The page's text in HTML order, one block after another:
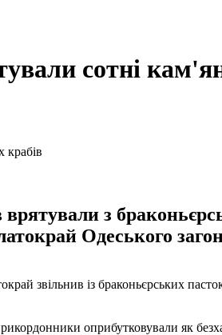
сотні
з
Одеського
звільнив із браконьєрських
оприбутковували як